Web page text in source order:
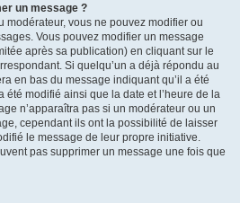
un message ?
modérateur, vous ne pouvez modifier ou
Vous pouvez modifier un message
après sa publication) en cliquant sur le
Si quelqu’un a déjà répondu au
en bas du message indiquant qu’il a été
été modifié ainsi que la date et l’heure de la
n’apparaîtra pas si un modérateur ou un
cependant ils ont la possibilité de laisser
le message de leur propre initiative.
pas supprimer un message une fois que